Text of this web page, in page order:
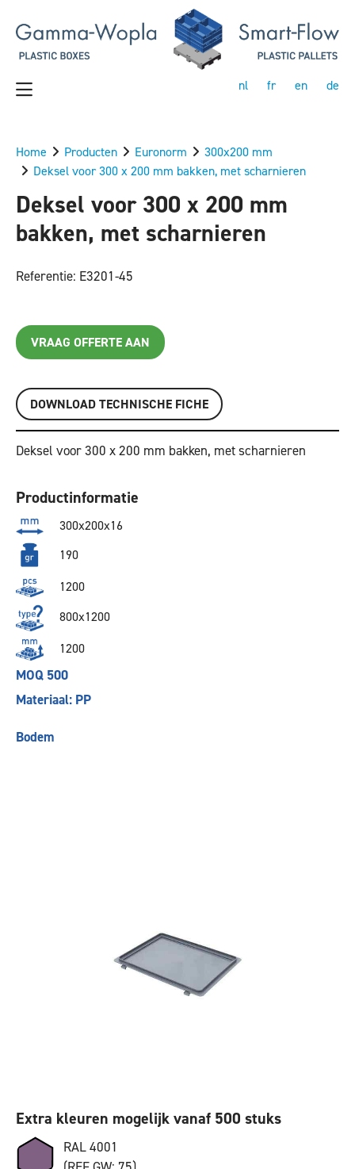
nl fr en de
Home Producten Euronorm
300x200 mm
Deksel voor 300 x 200 mm bakken, met scharnieren
Deksel voor 300 x 200 mm
bakken, met scharnieren
Referentie: E3201-45
VRAAG OFFERTE AAN
DOWNLOAD TECHNISCHE FICHE
Deksel voor 300 x 200 mm bakken, met scharnieren
Productinformatie
300x200x16
190
1200
800x1200
1200
MOQ 500
Materiaal: PP
Bodem
Extra kleuren mogelijk vanaf 500 stuks
RAL 4001